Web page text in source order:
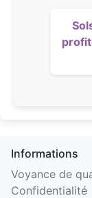
Informations
Voyance de
Confidentialité